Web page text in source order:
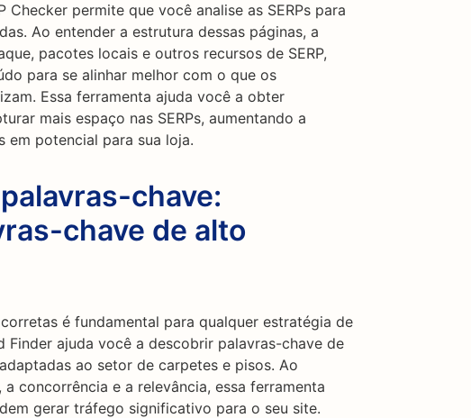
Checker permite que você analise as SERPs para
Ao entender a estrutura dessas páginas, a
pacotes locais e outros recursos de SERP,
para se alinhar melhor com o que os
Essa ferramenta ajuda você a obter
mais espaço nas SERPs, aumentando a
em potencial para sua loja.
chave:
chave de alto
é fundamental para qualquer estratégia de
Finder ajuda você a descobrir palavras-chave de
ao setor de carpetes e pisos. Ao
concorrência e a relevância, essa ferramenta
gerar tráfego significativo para o seu site.